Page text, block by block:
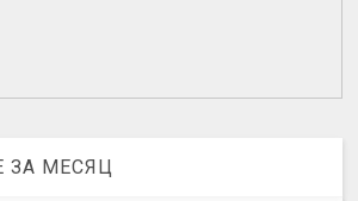
ЗА МЕСЯЦ